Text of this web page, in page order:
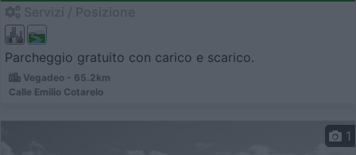
Parcheggio gratuito con carico e scarico.
Vegadeo - 65.2km
Calle Emilio Cotarelo
1